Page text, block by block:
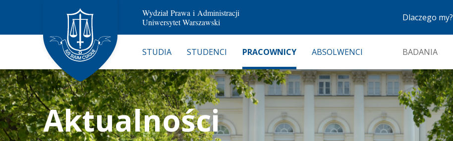
Wydział Prawa i Administracji
Uniwersytet Warszawski
Dlaczego my?
STUDIA STUDENCI PRACOWNICY ABSOLWENCI BADANIA
Aktualności